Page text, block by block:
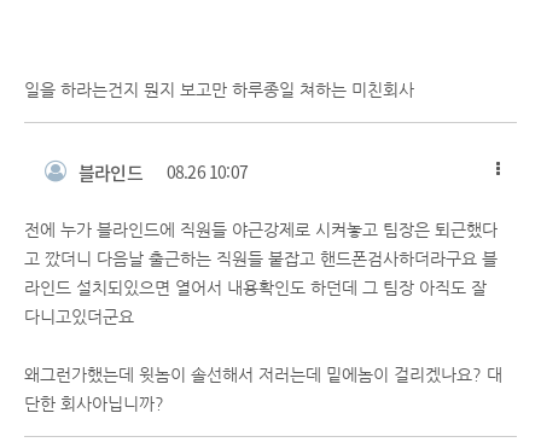
일을 하라는건지 뭔지 보고만 하루종일 쳐하는 미친회사
블라인드 08.26 10:07
전에 누가 블라인드에 직원들 야근강제로 시켜놓고 팀장은 퇴근했다
고 깠더니 다음날 출근하는 직원들 붙잡고 핸드폰검사하더라구요 블
라인드 설치되있으면 열어서 내용확인도 하던데 그 팀장 아직도 잘
다니고있더군요
왜그런가했는데 윗놈이 솔선해서 저러는데 밑에놈이 걸리겠나요? 대
단한 회사아닙니까?